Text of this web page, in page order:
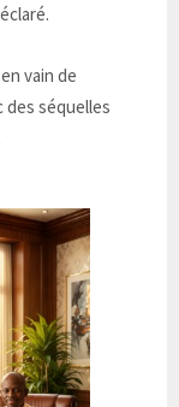
vain de
des séquelles